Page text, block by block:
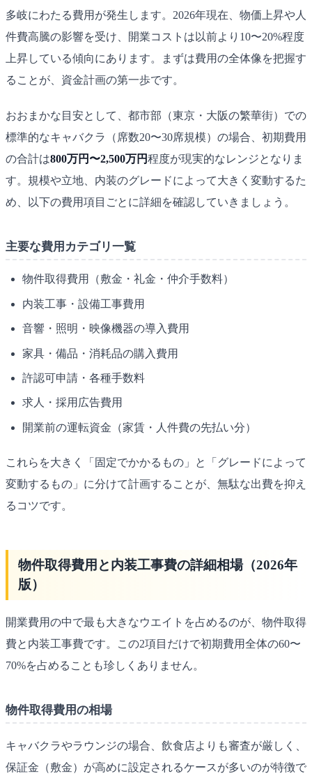
多岐にわたる費用が発生します。2026年現在、物価上昇や人
件費高騰の影響を受け、開業コストは以前より10〜20%程度
上昇している傾向にあります。まずは費用の全体像を把握す
ることが、資金計画の第一歩です。
おおまかな目安として、都市部（東京・大阪の繁華街）での
標準的なキャバクラ（席数20〜30席規模）の場合、初期費用
の合計は800万円〜2,500万円程度が現実的なレンジとなりま
す。規模や立地、内装のグレードによって大きく変動するた
め、以下の費用項目ごとに詳細を確認していきましょう。
主要な費用カテゴリ一覧
物件取得費用（敷金・礼金・仲介手数料）
内装工事・設備工事費用
音響・照明・映像機器の導入費用
家具・備品・消耗品の購入費用
許認可申請・各種手数料
求人・採用広告費用
開業前の運転資金（家賃・人件費の先払い分）
これらを大きく「固定でかかるもの」と「グレードによって
変動するもの」に分けて計画することが、無駄な出費を抑え
るコツです。
物件取得費用と内装工事費の詳細相場（2026年
版）
開業費用の中で最も大きなウエイトを占めるのが、物件取得
費と内装工事費です。この2項目だけで初期費用全体の60〜
70%を占めることも珍しくありません。
物件取得費用の相場
キャバクラやラウンジの場合、飲食店よりも審査が厳しく、
保証金（敷金）が高めに設定されるケースが多いのが特徴で